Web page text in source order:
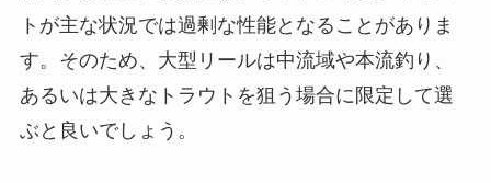
トが主な状況では過剰な性能となることがありま
す。そのため、大型リールは中流域や本流釣り、
あるいは大きなトラウトを狙う場合に限定して選
ぶと良いでしょう。